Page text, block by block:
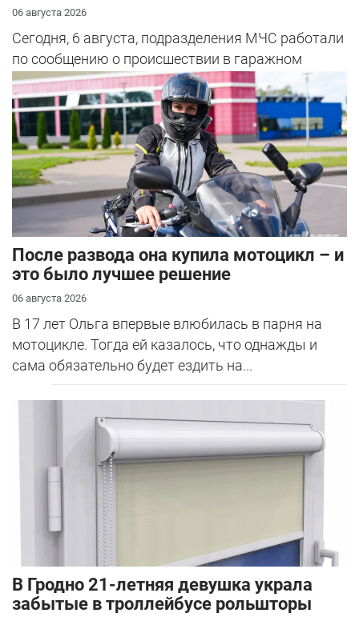
06 августа 2026
Сегодня, 6 августа, подразделения МЧС работали
по сообщению о происшествии в гаражном
кооперативе в Гродно.
После развода она купила мотоцикл – и
это было лучшее решение
06 августа 2026
В 17 лет Ольга впервые влюбилась в парня на
мотоцикле. Тогда ей казалось, что однажды и
сама обязательно будет ездить на...
В Гродно 21-летняя девушка украла
забытые в троллейбусе рольшторы